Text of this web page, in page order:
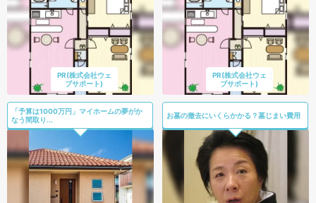
PR(株式会社ウェ
ブサポート)
PR(株式会社ウェ
ブサポート)
「予算は1000万円」マイホームの夢がか
なう間取り...
お墓の撤去にいくらかかる？墓じまい費用